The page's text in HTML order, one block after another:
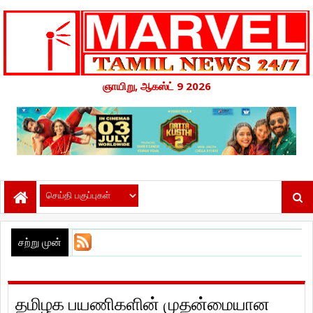
ஞாயிறு, ஆகஸ்ட் 9 2026
சற்று முன்
தமிழக பயணிகளின் முதன்மையான